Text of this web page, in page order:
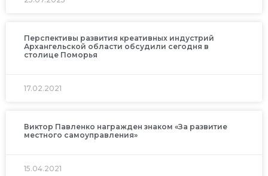
Перспективы развития креативных индустрий
Архангельской области обсудили сегодня в
столице Поморья
17.02.2021
Виктор Павленко награжден знаком «За развитие
местного самоуправления»
15.04.2021